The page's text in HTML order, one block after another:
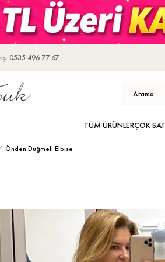
0535 496 77 67
TÜM ÜRÜNLERÇOK
Önden Düğmeli Elbise